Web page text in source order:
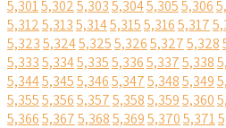
5,3015,3025,3035,3045,3055,306
5,3125,3135,3145,3155,3165,317
5,3235,3245,3255,3265,3275,328
5,3335,3345,3355,3365,3375,338
5,3445,3455,3465,3475,3485,349
5,3555,3565,3575,3585,3595,360
5,3665,3675,3685,3695,3705,371